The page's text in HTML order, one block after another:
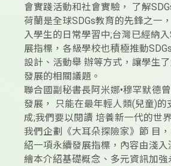
會實踐活動和社會實驗， 了解
荷蘭是全球SDGs教育的先鋒之一
入學生的日常學習中;台灣已經納
展指標，各級學校也積極推動
設計、活動舉 辦等方式，讓學生
發展的相關議題。
聯合國副秘書長阿米娜•穆罕默德
發展， 只能在最年輕人類(兒童)的
成;我們要以閱讀 培養新一代的世
我們企劃《大耳朵探險家》節 目
紹一項永續發展指標，內容由淺入
繪本介紹基礎概念、多元資訊加強